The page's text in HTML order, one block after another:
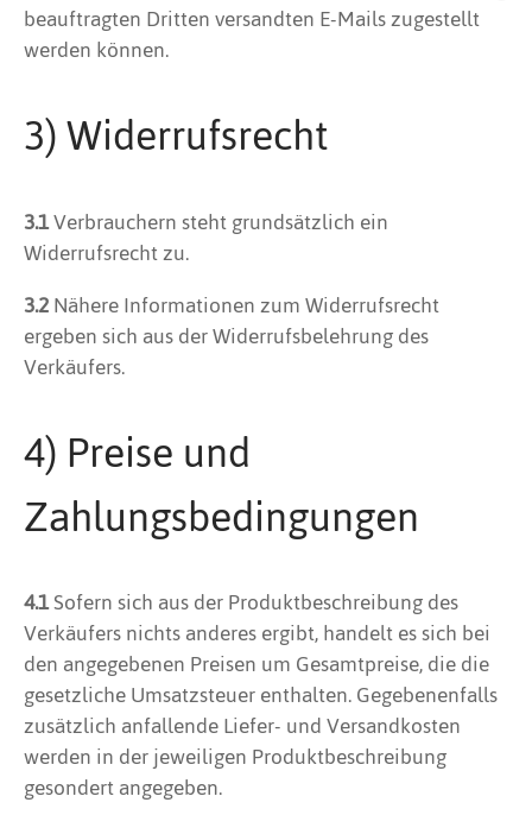
beauftragten Dritten versandten E-Mails zugestellt
werden können.
3) Widerrufsrecht
3.1Verbrauchern steht grundsätzlich ein
Widerrufsrecht zu.
3.2Nähere Informationen zum Widerrufsrecht
ergeben sich aus der Widerrufsbelehrung des
Verkäufers.
4) Preise und
Zahlungsbedingungen
4.1Sofern sich aus der Produktbeschreibung des
Verkäufers nichts anderes ergibt, handelt es sich bei
den angegebenen Preisen um Gesamtpreise, die die
gesetzliche Umsatzsteuer enthalten. Gegebenenfalls
zusätzlich anfallende Liefer- und Versandkosten
werden in der jeweiligen Produktbeschreibung
gesondert angegeben.